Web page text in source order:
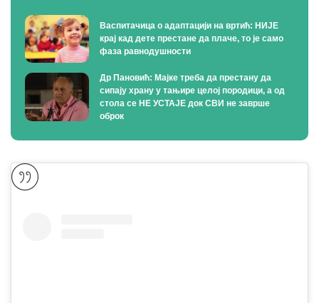
Васпитачица о адаптацији на вртић: НИЈЕ
крај кад дете престане да плаче, то је само
фаза равнодушности
Др Пановић: Мајке треба да престану да
сипају храну у тањире целој породици, а од
стола се НЕ УСТАЈЕ док СВИ не заврше
оброк